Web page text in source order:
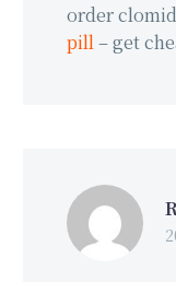
order
pill – get